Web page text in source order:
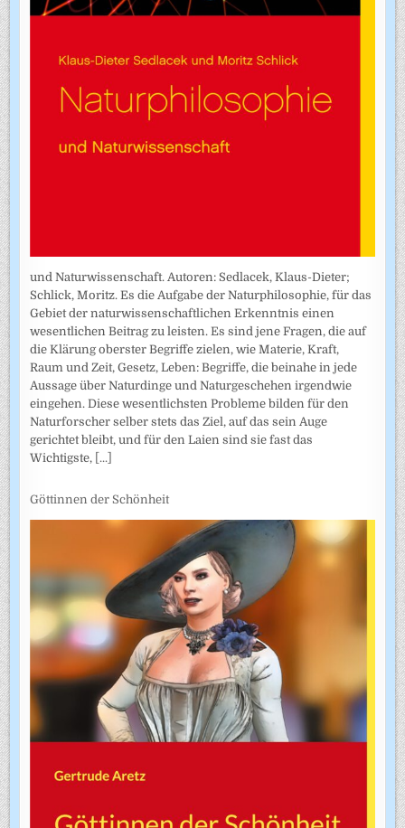
und Naturwissenschaft. Autoren: Sedlacek, Klaus-Dieter;
Schlick, Moritz. Es die Aufgabe der Naturphilosophie, für das
Gebiet der naturwissenschaftlichen Erkenntnis einen
wesentlichen Beitrag zu leisten. Es sind jene Fragen, die auf
die Klärung oberster Begriffe zielen, wie Materie, Kraft,
Raum und Zeit, Gesetz, Leben: Begriffe, die beinahe in jede
Aussage über Naturdinge und Naturgeschehen irgendwie
eingehen. Diese wesentlichsten Probleme bilden für den
Naturforscher selber stets das Ziel, auf das sein Auge
gerichtet bleibt, und für den Laien sind sie fast das
Wichtigste, [...]
Göttinnen der Schönheit